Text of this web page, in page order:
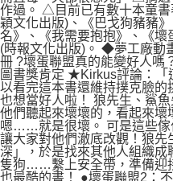
作過。 △目前已有數十本童
穎文化出版)、《巴戈狗豬豬
名》、《我需要抱抱》、《壞
(時報文化出版)。 ◆夢工廠動
冊 ?壞蛋聯盟真的能變好人
圖書獎肯定 ★Kirkus評論：「
以看完這本書還維持撲克臉的
也想當好人啦！ 狼先生、鯊
他們聽起來壞壞的，看起來壞
嗯……就是很壞。 可是這些傢
讓大家對他們澈底改觀！狼
深」，於是找來其他人組織
隻狗……繫上安全帶，準備迎
也最酷的書！ ●壞蛋聯盟2：